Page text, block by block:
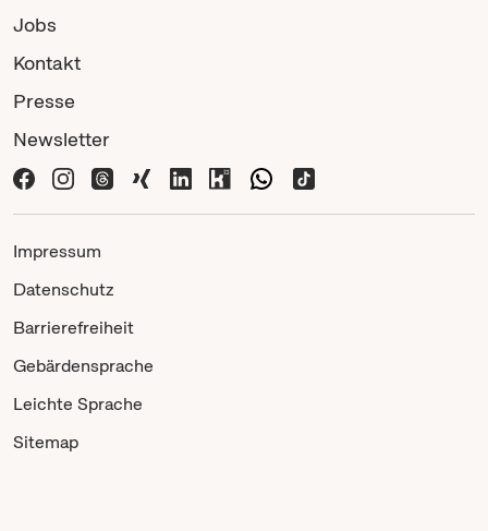
Jobs
Kontakt
Presse
Newsletter
Impressum
Datenschutz
Barrierefreiheit
Gebärdensprache
Leichte Sprache
Sitemap